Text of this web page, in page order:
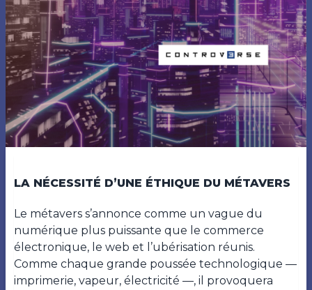
LA NÉCESSITÉ D’UNE ÉTHIQUE DU MÉTAVERS
Le métavers s’annonce comme un vague du
numérique plus puissante que le commerce
électronique, le web et l’ubérisation réunis.
Comme chaque grande poussée technologique —
imprimerie, vapeur, électricité —, il provoquera